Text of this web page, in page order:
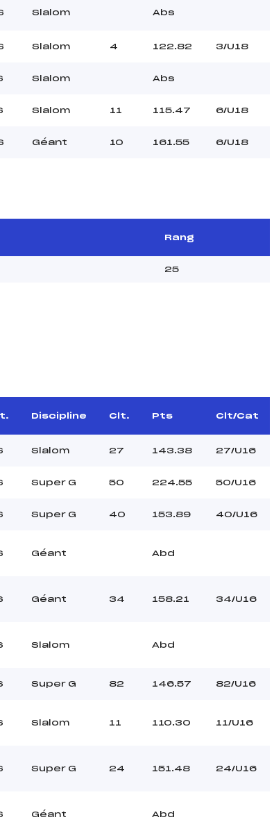
Slalom Abs
Slalom 4 122.82 3/U18
Slalom Abs
Slalom 11 115.47 6/U18
Géant 10 161.55 6/U18
Rang
25
Discipline Clt. Pts Clt/Cat
Slalom 27 143.38 27/U16
Super G 50 224.55 50/U16
Super G 40 153.89 40/U16
Géant Abd
Géant 34 158.21 34/U16
Slalom Abd
Super G 82 146.57 82/U16
Slalom 11 110.30 11/U16
Super G 24 151.48 24/U16
Géant Abd